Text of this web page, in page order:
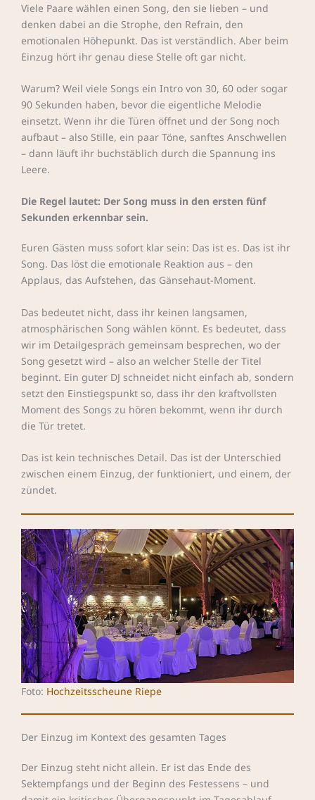
Viele Paare wählen einen Song, den sie lieben – und
denken dabei an die Strophe, den Refrain, den
emotionalen Höhepunkt. Das ist verständlich. Aber beim
Einzug hört ihr genau diese Stelle oft gar nicht.
Warum? Weil viele Songs ein Intro von 30, 60 oder sogar
90 Sekunden haben, bevor die eigentliche Melodie
einsetzt. Wenn ihr die Türen öffnet und der Song noch
aufbaut – also Stille, ein paar Töne, sanftes Anschwellen
– dann läuft ihr buchstäblich durch die Spannung ins
Leere.
Die Regel lautet: Der Song muss in den ersten fünf
Sekunden erkennbar sein.
Euren Gästen muss sofort klar sein: Das ist es. Das ist ihr
Song. Das löst die emotionale Reaktion aus – den
Applaus, das Aufstehen, das Gänsehaut-Moment.
Das bedeutet nicht, dass ihr keinen langsamen,
atmosphärischen Song wählen könnt. Es bedeutet, dass
wir im Detailgespräch gemeinsam besprechen, wo der
Song gesetzt wird – also an welcher Stelle der Titel
beginnt. Ein guter DJ schneidet nicht einfach ab, sondern
setzt den Einstiegspunkt so, dass ihr den kraftvollsten
Moment des Songs zu hören bekommt, wenn ihr durch
die Tür tretet.
Das ist kein technisches Detail. Das ist der Unterschied
zwischen einem Einzug, der funktioniert, und einem, der
zündet.
Foto: Hochzeitsscheune Riepe
Der Einzug im Kontext des gesamten Tages
Der Einzug steht nicht allein. Er ist das Ende des
Sektempfangs und der Beginn des Festessens – und